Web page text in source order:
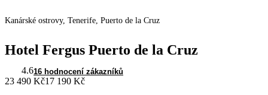
Kanárské ostrovy, Tenerife, Puerto de la Cruz
Hotel Fergus Puerto de la Cruz
4.616 hodnocení zákazníků
23 490 Kč17 190 Kč